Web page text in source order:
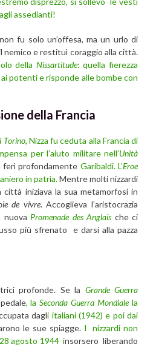
assedianti!
fu solo un’offesa, ma un urlo di
nemico e restituì coraggio alla città.
della Nissartitude: quella fierezza
potenti e risponde alle bombe con
della Francia
Torino, Nizza fu ceduta alla Francia di
per l’aiuto militare nell’Unità
ferì profondamente Garibaldi. L’Eroe
in patria.Mentre molti nizzardi
città iniziava la sua metamorfosi in
de vivre. Accoglieva l’aristocrazia
nuova Promenade des Anglaische ci
più sfrenato e darsi alla pazza
profonde. Se la Grande Guerra
, laSeconda Guerra Mondialela
dagli italiani (1942) e poi dai
le sue spiagge. I nizzardi non
agosto 1944 insorsero liberando